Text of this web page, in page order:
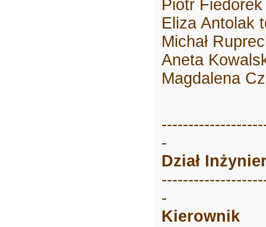
Piotr
Eliza Antolak
Michał
Aneta
Magdalena
-
Dział
-
Kierownik